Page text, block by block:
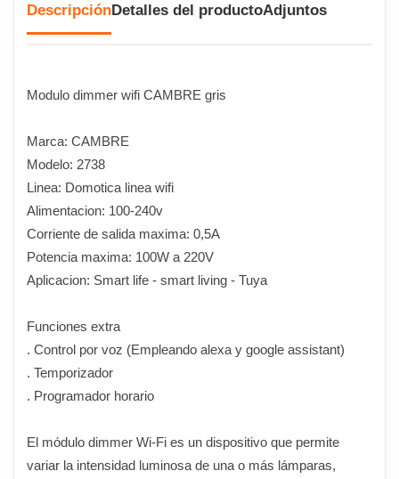
DescripciónDetalles del productoAdjuntos
Modulo dimmer wifi CAMBRE gris
Marca: CAMBRE
Modelo: 2738
Linea: Domotica linea wifi
Alimentacion: 100-240v
Corriente de salida maxima: 0,5A
Potencia maxima: 100W a 220V
Aplicacion: Smart life - smart living - Tuya
Funciones extra
. Control por voz (Empleando alexa y google assistant)
. Temporizador
. Programador horario
El módulo dimmer Wi-Fi es un dispositivo que permite
variar la intensidad luminosa de una o más lámparas,